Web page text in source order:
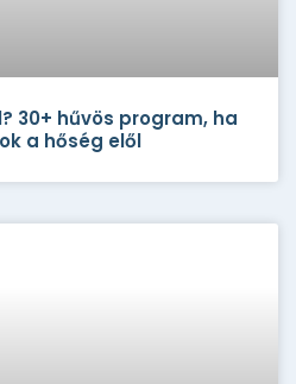
30+ hűvös program, ha
a hőség elől